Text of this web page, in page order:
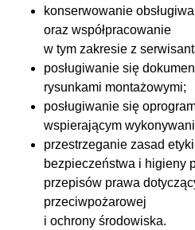
konserwowanie
oraz współpracowanie
w tym zakresie z
posługiwanie się
rysunkami montażowymi;
posługiwanie się
wspierającym
przestrzeganie zasad
bezpieczeństwa i higieny
przepisów prawa
przeciwpożarowej
i ochrony środowiska.